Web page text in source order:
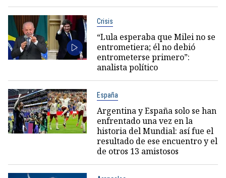
Crisis
“Lula esperaba que Milei no se
entrometiera; él no debió
entrometerse primero”:
analista político
España
Argentina y España solo se han
enfrentado una vez en la
historia del Mundial: así fue el
resultado de ese encuentro y el
de otros 13 amistosos